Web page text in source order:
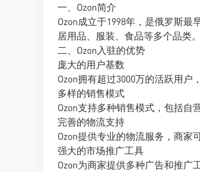
一、Ozon简介
Ozon成立于1998年，是俄罗斯
居用品、服装、食品等多个品类
二、Ozon入驻的优势
庞大的用户基数
Ozon拥有超过3000万的活跃用户
多样的销售模式
Ozon支持多种销售模式，包括自
完善的物流支持
Ozon提供专业的物流服务，商家
强大的市场推广工具
Ozon为商家提供多种广告和推广